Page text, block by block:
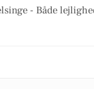
- Både